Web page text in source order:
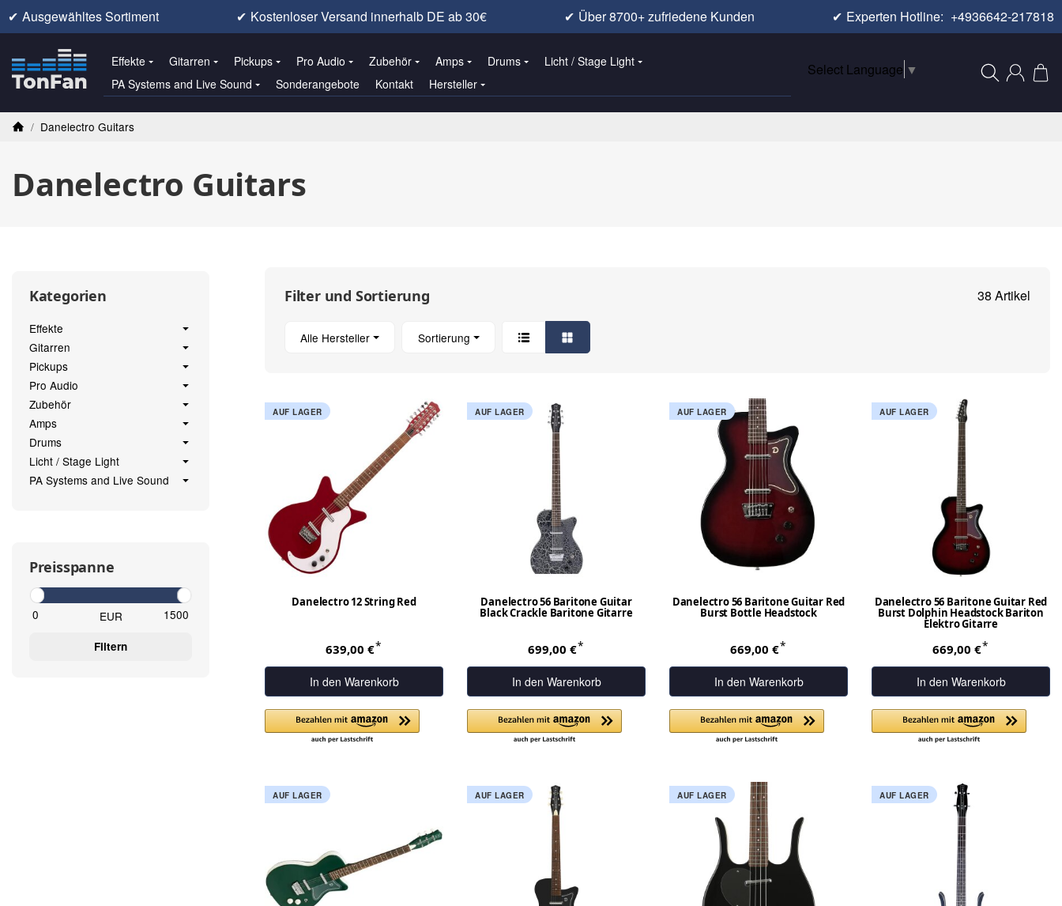
✔ Ausgewähltes Sortiment ✔ Kostenloser Versand innerhalb DE ab 30€ ✔ Über 8700+ zufriedene Kunden ✔ Experten Hotline: +4936642-217818
Effekte Gitarren Pickups Pro Audio Zubehör Amps Drums
Licht / Stage Light
PA Systems and Live Sound
Sonderangebote Kontakt Hersteller
Select Language ▼
/ Danelectro Guitars
Danelectro Guitars
Filter und Sortierung 38 Artikel
Alle Hersteller Sortierung
AUF LAGER
Danelectro 12 String Red
639,00 €*
In den Warenkorb
AUF LAGER
Danelectro 56 Baritone Guitar
Black Crackle Baritone Gitarre
699,00 €*
In den Warenkorb
AUF LAGER
Danelectro 56 Baritone Guitar Red
Burst Bottle Headstock
669,00 €*
In den Warenkorb
AUF LAGER
Danelectro 56 Baritone Guitar Red
Burst Dolphin Headstock Bariton
Elektro Gitarre
669,00 €*
In den Warenkorb
AUF LAGER AUF LAGER AUF LAGER AUF LAGER
Kategorien
Effekte
Gitarren
Pickups
Pro Audio
Zubehör
Amps
Drums
Licht / Stage Light
PA Systems and Live Sound
Preisspanne
EUR
Filtern